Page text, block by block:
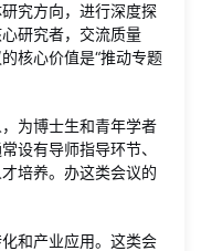
究方向，进行深度探
研究者，交流质量
核心价值是“推动专题
为博士生和青年学者
设有导师指导环节、
培养。办这类会议的
和产业应用。这类会